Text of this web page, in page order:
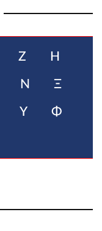
Ζ Η
Ν Ξ
Υ Φ